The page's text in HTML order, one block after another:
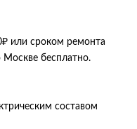
или сроком ремонта
бесплатно.
составом